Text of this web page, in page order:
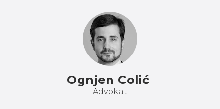
Ognjen Colić
Advokat